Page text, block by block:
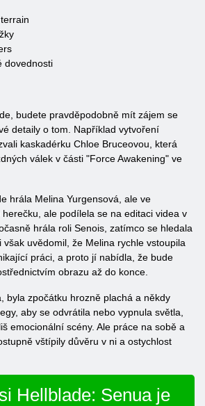
dovednosti
budete pravděpodobně mít zájem se
detaily o tom. Například vytvoření
kaskadérku Chloe Bruceovou, která
válek v části "Force Awakening" ve
hrála Melina Yurgensová, ale ve
ale podílela se na editaci videa v
hrála roli Senois, zatímco se hledala
uvědomil, že Melina rychle vstoupila
práci, a proto jí nabídla, že bude
obrazu až do konce.
byla zpočátku hrozně plachá a někdy
aby se odvrátila nebo vypnula světla,
emocionální scény. Ale práce na sobě a
vštípily důvěru v ni a ostychlost
Hellblade: Senua je